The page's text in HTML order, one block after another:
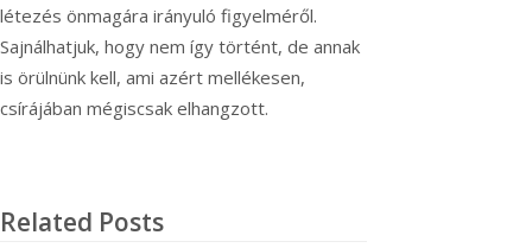
létezés önmagára irányuló figyelméről.
Sajnálhatjuk, hogy nem így történt, de annak
is örülnünk kell, ami azért mellékesen,
csírájában mégiscsak elhangzott.
Related Posts